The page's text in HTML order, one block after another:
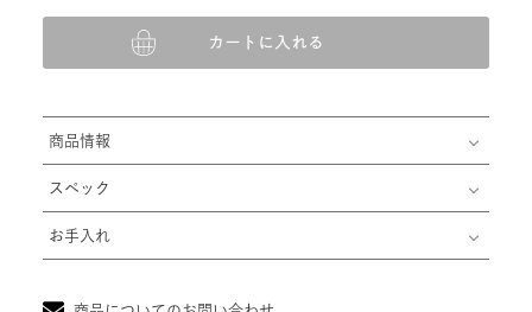
カートに入れる
商品情報
スペック
お手入れ